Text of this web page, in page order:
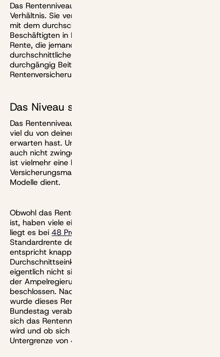
Das Rentenniveau ist eine Prozentzahl, also ein
Verhältnis. Sie vergleicht die sogenannte Standardrente
mit dem durchschnittlichen Einkommen der
Beschäftigten in Deutschland. Die Standardrente ist die
Rente, die jemand bekäme, der 45 Jahre lang zum
durchschnittlichen Einkommen gearbeitet und dann
durchgängig Beiträge in die Deutsche
Rentenversicherung eingezahlt hätte.
Das Niveau senkt nicht die Rente
Das Rentenniveau sagt daher nichts darüber aus, wie
viel du von deinem letzten Gehalt als Rente zu
erwarten hast. Und ein sinkendes Rentenniveau geht
auch nicht zwingend mit sinkenden Renten einher. Es
ist vielmehr eine hochabstrakte Zahl, die vor allem
Versicherungsmathematikern zur Berechnung ihrer
Modelle dient.
Obwohl das Rentenniveau also recht schwer zu greifen
ist, haben viele eine eindeutige Haltung dazu. Aktuell
liegt es bei 48 Prozent
Standardrente des sogenannten Eckrentners
entspricht knapp der Hälfte des aktuellen
Durchschnittseinkommens. Tiefer soll das Rentenniveau
eigentlich nicht sinken, das hatte das Bundeskabinett
der Ampelregierung mit dem
beschlossen. Nach den Neuwahlen im Februar 2025
wurde dieses Rentenpaket aber nicht mehr vom
Bundestag verabschiedet. Es ist derzeit unsicher, wie
sich das Rentenniveau ab dem Jahr 2026 entwickeln
wird und ob sich auch die neue Regierung wieder zur
Untergrenze von 48 Prozent bekennt.